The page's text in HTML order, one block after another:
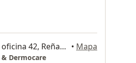
Avenida Angamos 185 oficina 42, Reñaca, Viña del Mar • Mapa
Dermocare